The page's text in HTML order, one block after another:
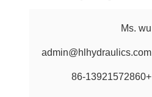
Ms. wu
admin@hlhydraulics.com
+86-13921572860